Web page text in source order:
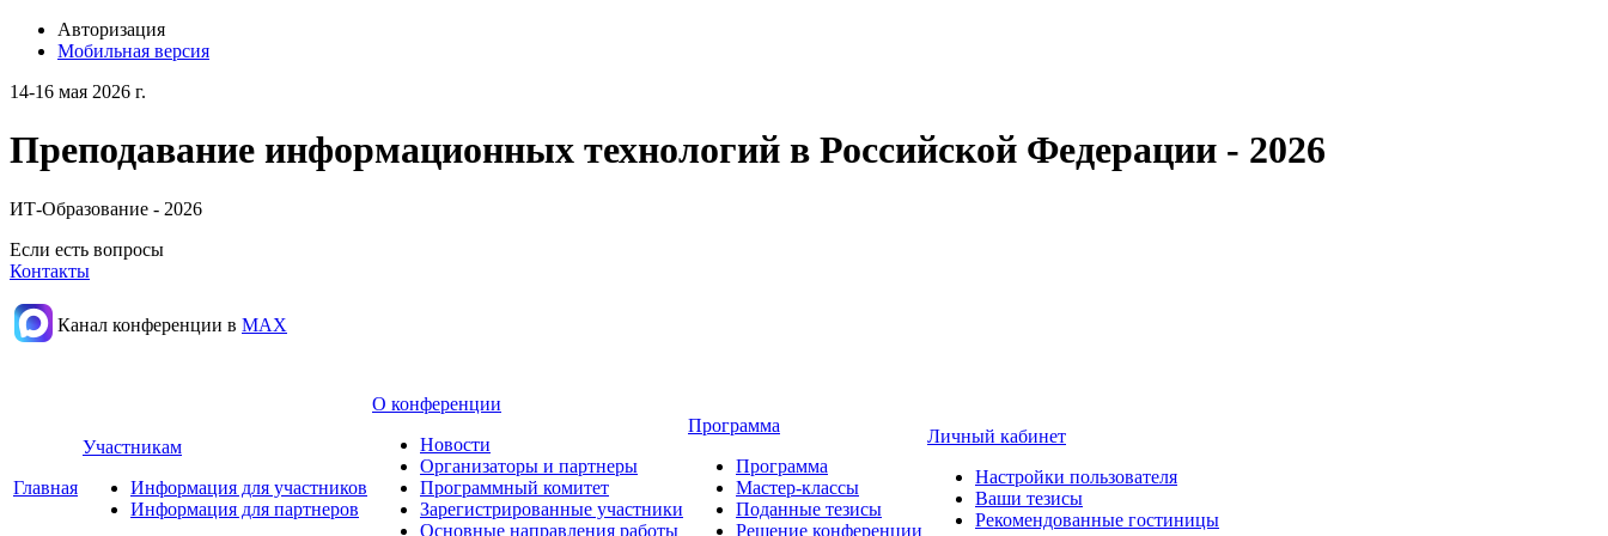
Авторизация
Мобильная версия
14-16 мая 2026 г.
Преподавание информационных технологий в Российской Федерации - 2026
ИТ-Образование - 2026
Если есть вопросы
Контакты
Канал конференции в МАХ
Главная
Участникам
Информация для участников
Информация для партнеров
О конференции
Новости
Организаторы и партнеры
Программный комитет
Зарегистрированные участники
Основные направления работы
Программа
Программа
Мастер-классы
Поданные тезисы
Решение конференции
Личный кабинет
Настройки пользователя
Ваши тезисы
Рекомендованные гостиницы